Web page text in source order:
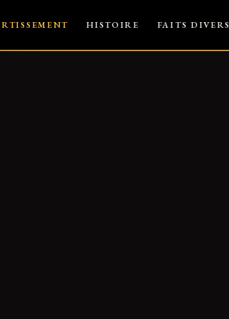
HISTOIRE FAITS DIVERS